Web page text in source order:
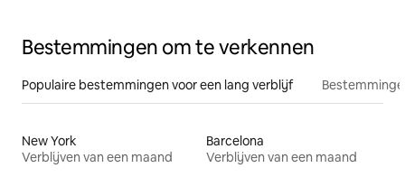
Bestemmingen om te verkennen
Populaire bestemmingen voor een lang verblijf
New York
Verblijven van een maand
Barcelona
Verblijven van een maand